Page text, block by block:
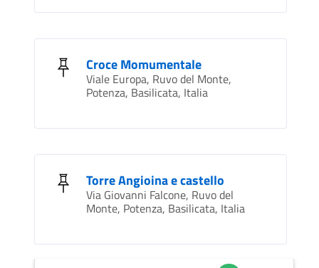
Croce Momumentale
Viale Europa, Ruvo del Monte,
Potenza, Basilicata, Italia
Torre Angioina e castello
Via Giovanni Falcone, Ruvo del
Monte, Potenza, Basilicata, Italia